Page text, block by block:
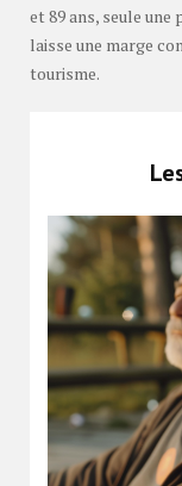
et 89 ans, seule une
laisse une marge
tourisme.